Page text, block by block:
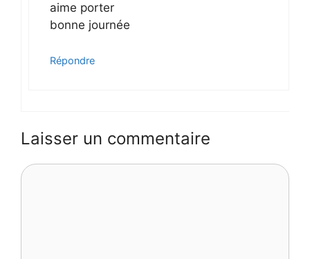
aime porter
bonne journée
Répondre
Laisser un commentaire
Commentaire